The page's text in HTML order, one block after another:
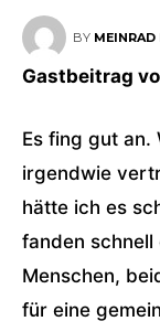
BY MEINRAD
Gastbeitrag
Es fing gut an.
irgendwie
hätte ich es
fanden schnell
Menschen,
für eine